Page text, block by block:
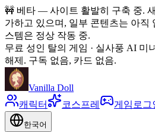
🚧 베타 — 사이트 활발히 구축 중.
가하고 있으며, 일부 콘텐츠는 아직
스템은 정상 작동 중.
무료 성인 탈의 게임 · 실사풍 AI 미
해제. 구독 없음, 카드 없음.
Vanilla Doll
캐릭터
코스프레 게임 로그
한국어